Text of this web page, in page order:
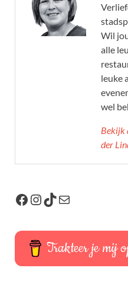
Wil
alle
leuke
wel
Bekijk
der
Trakteer je mij